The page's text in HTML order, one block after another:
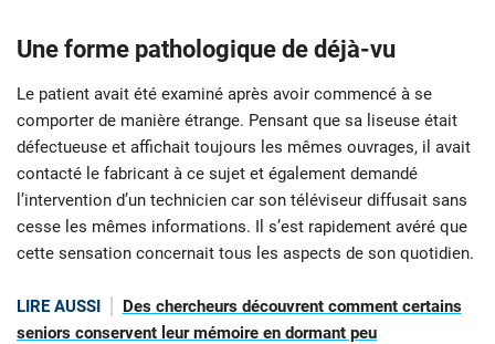
Une forme pathologique de déjà-vu
Le patient avait été examiné après avoir commencé à se
comporter de manière étrange. Pensant que sa liseuse était
défectueuse et affichait toujours les mêmes ouvrages, il avait
contacté le fabricant à ce sujet et également demandé
l’intervention d’un technicien car son téléviseur diffusait sans
cesse les mêmes informations. Il s’est rapidement avéré que
cette sensation concernait tous les aspects de son quotidien.
LIRE AUSSI
Des chercheurs découvrent comment certains
seniors conservent leur mémoire en dormant peu